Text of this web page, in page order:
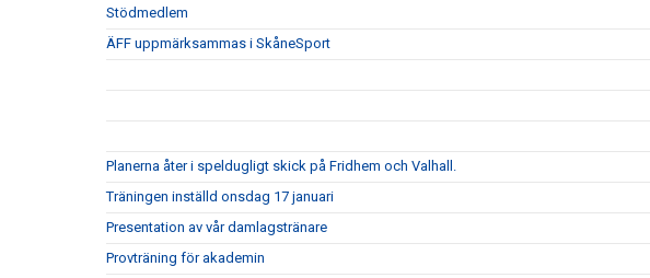
Stödmedlem
ÄFF uppmärksammas i SkåneSport
Planerna åter i speldugligt skick på Fridhem och Valhall.
Träningen inställd onsdag 17 januari
Presentation av vår damlagstränare
Provträning för akademin